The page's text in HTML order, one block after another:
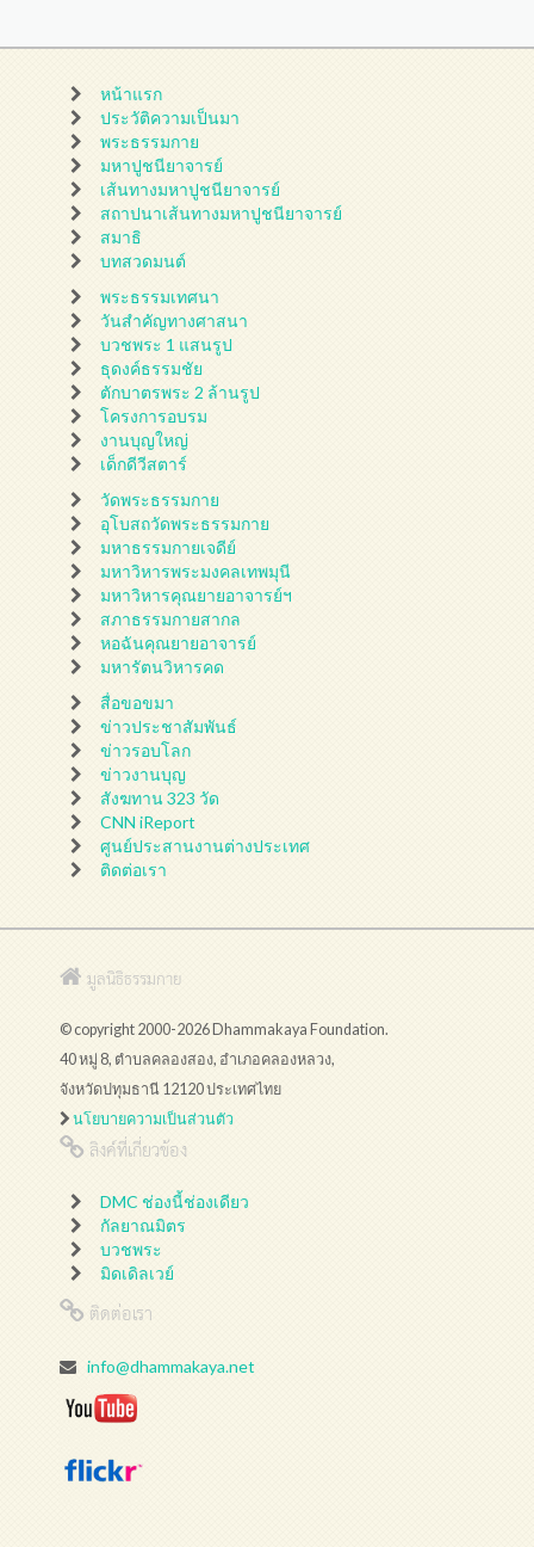
หน้าแรก
ประวัติความเป็นมา
พระธรรมกาย
มหาปูชนียาจารย์
เส้นทางมหาปูชนียาจารย์
สถาปนาเส้นทางมหาปูชนียาจารย์
สมาธิ
บทสวดมนต์
พระธรรมเทศนา
วันสำคัญทางศาสนา
บวชพระ 1 แสนรูป
ธุดงค์ธรรมชัย
ตักบาตรพระ 2 ล้านรูป
โครงการอบรม
งานบุญใหญ่
เด็กดีวีสตาร์
วัดพระธรรมกาย
อุโบสถวัดพระธรรมกาย
มหาธรรมกายเจดีย์
มหาวิหารพระมงคลเทพมุนี
มหาวิหารคุณยายอาจารย์ฯ
สภาธรรมกายสากล
หอฉันคุณยายอาจารย์
มหารัตนวิหารคด
สื่อขอขมา
ข่าวประชาสัมพันธ์
ข่าวรอบโลก
ข่าวงานบุญ
สังฆทาน 323 วัด
CNN iReport
ศูนย์ประสานงานต่างประเทศ
ติดต่อเรา
มูลนิธิธรรมกาย
© copyright 2000-2026 Dhammakaya Foundation.
40 หมู่ 8, ตำบลคลองสอง, อำเภอคลองหลวง,
จังหวัดปทุมธานี 12120 ประเทศไทย
นโยบายความเป็นส่วนตัว
ลิงค์ที่เกี่ยวข้อง
DMC ช่องนี้ช่องเดียว
กัลยาณมิตร
บวชพระ
มิดเดิลเวย์
ติดต่อเรา
info@dhammakaya.net